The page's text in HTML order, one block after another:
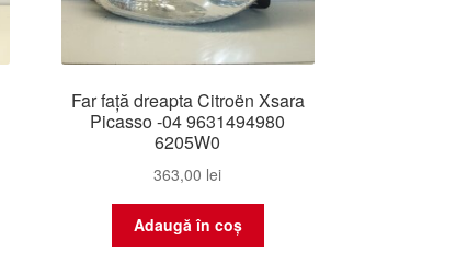
Far față dreapta Citroën Xsara
Picasso -04 9631494980
6205W0
363,00 lei
Adaugă în coș